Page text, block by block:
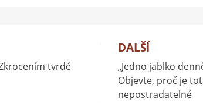
tvrdé
DALŠÍ
„Jedno jablko
Objevte, proč je
nepostradatelné